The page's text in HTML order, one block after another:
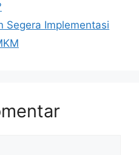
Segera Implementasi